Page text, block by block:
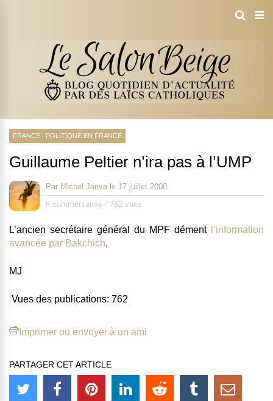
FRANCE : POLITIQUE EN FRANCE
Guillaume Peltier n’ira pas à l’UMP
Par Michel Janva le 17 juillet 2008
6 commentaires / 762 vues
L’ancien secrétaire général du MPF dément
l’information
avancée par Bakchich.
MJ
Vues des publications: 762
Imprimer ou envoyer à un ami
PARTAGER CET ARTICLE